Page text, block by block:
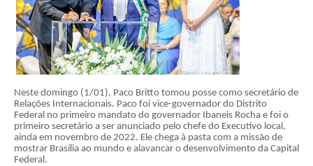
Neste domingo (1/01), Paco Britto tomou posse como secretário de
Relações Internacionais. Paco foi vice-governador do Distrito
Federal no primeiro mandato do governador Ibaneis Rocha e foi o
primeiro secretário a ser anunciado pelo chefe do Executivo local,
ainda em novembro de 2022. Ele chega à pasta com a missão de
mostrar Brasília ao mundo e alavancar o desenvolvimento da Capital
Federal.